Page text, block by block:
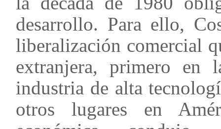
desarrollo. Para ello,
liberalización comercial
extranjera, primero en
industria de alta
otros lugares en